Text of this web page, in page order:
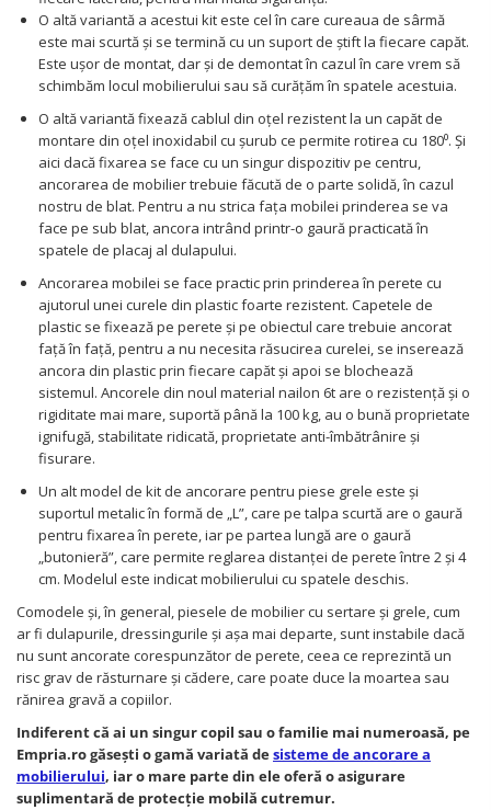
O altă variantă a acestui kit este cel în care cureaua de sârmă
este mai scurtă și se termină cu un suport de știft la fiecare capăt.
Este ușor de montat, dar și de demontat în cazul în care vrem să
schimbăm locul mobilierului sau să curățăm în spatele acestuia.
O altă variantă fixează cablul din oțel rezistent la un capăt de
montare din oțel inoxidabil cu șurub ce permite rotirea cu 180⁰. Și
aici dacă fixarea se face cu un singur dispozitiv pe centru,
ancorarea de mobilier trebuie făcută de o parte solidă, în cazul
nostru de blat. Pentru a nu strica fața mobilei prinderea se va
face pe sub blat, ancora intrând printr-o gaură practicată în
spatele de placaj al dulapului.
Ancorarea mobilei se face practic prin prinderea în perete cu
ajutorul unei curele din plastic foarte rezistent. Capetele de
plastic se fixează pe perete și pe obiectul care trebuie ancorat
față în față, pentru a nu necesita răsucirea curelei, se inserează
ancora din plastic prin fiecare capăt și apoi se blochează
sistemul. Ancorele din noul material nailon 6t are o rezistență și o
rigiditate mai mare, suportă până la 100 kg, au o bună proprietate
ignifugă, stabilitate ridicată, proprietate anti-îmbătrânire și
fisurare.
Un alt model de kit de ancorare pentru piese grele este și
suportul metalic în formă de „L”, care pe talpa scurtă are o gaură
pentru fixarea în perete, iar pe partea lungă are o gaură
„butonieră”, care permite reglarea distanței de perete între 2 și 4
cm. Modelul este indicat mobilierului cu spatele deschis.
Comodele și, în general, piesele de mobilier cu sertare și grele, cum
ar fi dulapurile, dressingurile și așa mai departe, sunt instabile dacă
nu sunt ancorate corespunzător de perete, ceea ce reprezintă un
risc grav de răsturnare și cădere, care poate duce la moartea sau
rănirea gravă a copiilor.
Indiferent că ai un singur copil sau o familie mai numeroasă, pe
Empria.ro găsești o gamă variată desisteme de ancorare a
mobilierului, iar o mare parte din ele oferă o asigurare
suplimentară de protecție mobilă cutremur.